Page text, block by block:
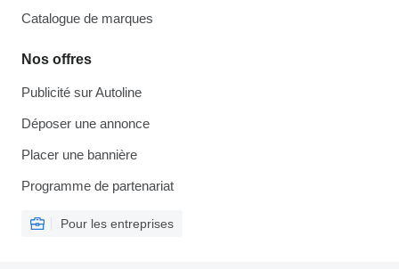
Catalogue de marques
Nos offres
Publicité sur Autoline
Déposer une annonce
Placer une bannière
Programme de partenariat
Pour les entreprises